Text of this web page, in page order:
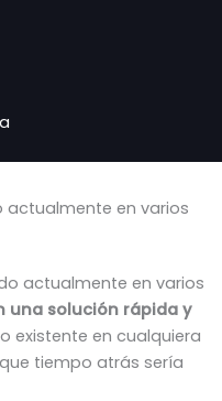
actualmente en varios
actualmente en varios
una solución rápida y
existente en cualquiera
tiempo atrás sería